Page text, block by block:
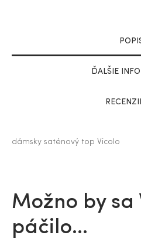
ĎALŠIE
dámsky saténový top Vicolo
Možno by sa
páčilo…